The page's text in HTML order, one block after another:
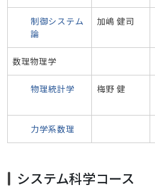
制御システム
論
加嶋 健司
数理物理学
物理統計学 梅野 健
力学系数理
システム科学コース